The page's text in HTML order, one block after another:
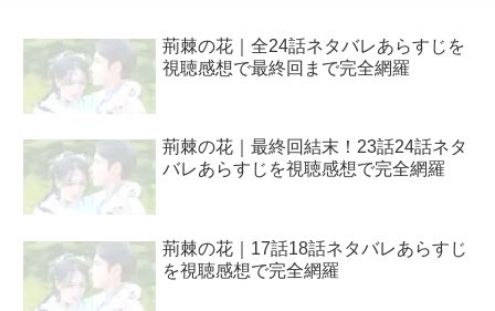
荊棘の花｜全24話ネタバレあらすじを
視聴感想で最終回まで完全網羅
荊棘の花｜最終回結末！23話24話ネタ
バレあらすじを視聴感想で完全網羅
荊棘の花｜17話18話ネタバレあらすじ
を視聴感想で完全網羅